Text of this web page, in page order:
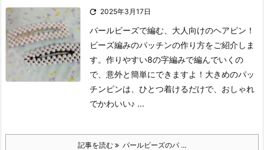
 2025年3月17日
パールビーズで編む、大人向けのヘアピン！
ビーズ編みのパッチンの作り方をご紹介しま
す。 作りやすい8の字編みで編んでいくの
で、意外と簡単にできますよ！ 大きめのパッ
チンピンは、ひとつ着けるだけで、おしゃれ
でかわいい♪ ...
記事を読む パールビーズのパ ...